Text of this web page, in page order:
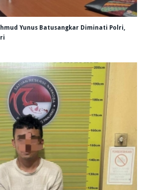
Yunus Batusangkar Diminati Polri,